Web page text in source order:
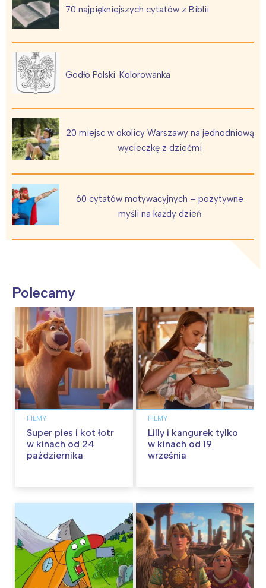
70 najpiękniejszych cytatów z Biblii
Godło Polski. Kolorowanka
20 miejsc w okolicy Warszawy na jednodniową
wycieczkę z dziećmi
60 cytatów motywacyjnych – pozytywne
myśli na każdy dzień
Polecamy
FILMY
Super pies i kot łotr
w kinach od 24
października
FILMY
Lilly i kangurek tylko
w kinach od 19
września